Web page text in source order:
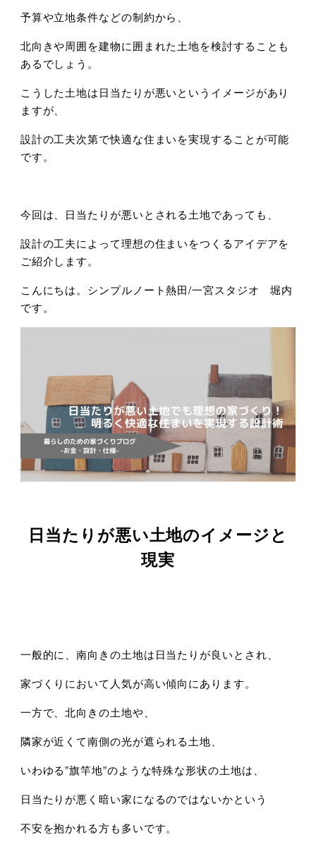
予算や立地条件などの制約から、
北向きや周囲を建物に囲まれた土地を検討することも
あるでしょう。
こうした土地は日当たりが悪いというイメージがあり
ますが、
設計の工夫次第で快適な住まいを実現することが可能
です。
今回は、日当たりが悪いとされる土地であっても、
設計の工夫によって理想の住まいをつくるアイデアを
ご紹介します。
こんにちは。シンプルノート熱田/一宮スタジオ 堀内
です。
日当たりが悪い土地のイメージと
現実
一般的に、南向きの土地は日当たりが良いとされ、
家づくりにおいて人気が高い傾向にあります。
一方で、北向きの土地や、
隣家が近くて南側の光が遮られる土地、
いわゆる”旗竿地”のような特殊な形状の土地は、
日当たりが悪く暗い家になるのではないかという
不安を抱かれる方も多いです。